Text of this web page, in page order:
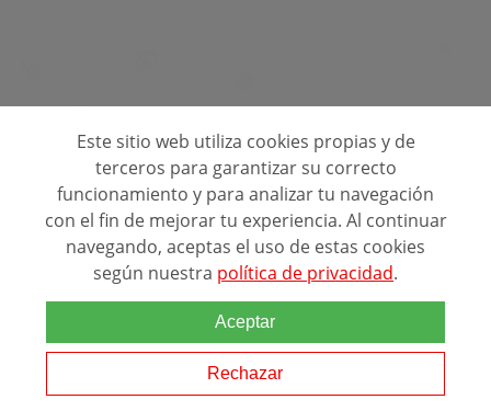
Consulta opiniones de centros de formación
Quienes Somos
Contacto
Este sitio web utiliza cookies propias y de
terceros para garantizar su correcto
funcionamiento y para analizar tu navegación
con el fin de mejorar tu experiencia. Al continuar
navegando, aceptas el uso de estas cookies
según nuestra política de privacidad.
Aceptar
Rechazar